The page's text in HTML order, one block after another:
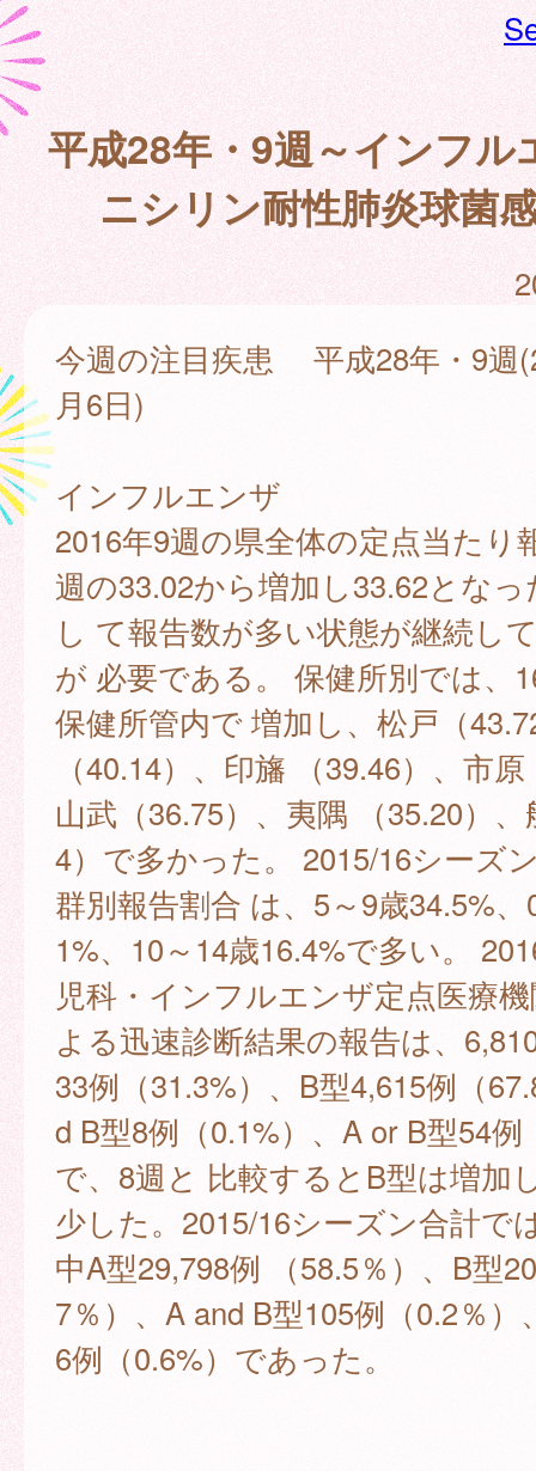
平成28年・9週～インフル
ニシリン耐性肺炎球菌
今週の注目疾患 平成28年・9週
月6日)
インフルエンザ
2016年9週の県全体の定点当たり
週の33.02から増加し33.62とな
し て報告数が多い状態が継続し
が 必要である。 保健所別では、
保健所管内で 増加し、松戸（
（40.14）、印旛 （39.46）、市
山武（36.75）、夷隅 （35.20）
4）で多かった。 2015/16シーズ
群別報告割合 は、5～9歳34.5%、
1%、10～14歳16.4%で多い。
児科・インフルエンザ定点医療
よる迅速診断結果の報告は、
33例（31.3%）、B型4,615例（
d B型8例（0.1%）、A or B型54例
で、8週と 比較するとB型は増加
少した。2015/16シーズン合計で
中A型29,798例 （58.5％）、B型
7％）、A and B型105例（0.2％）
6例（0.6%）であった。